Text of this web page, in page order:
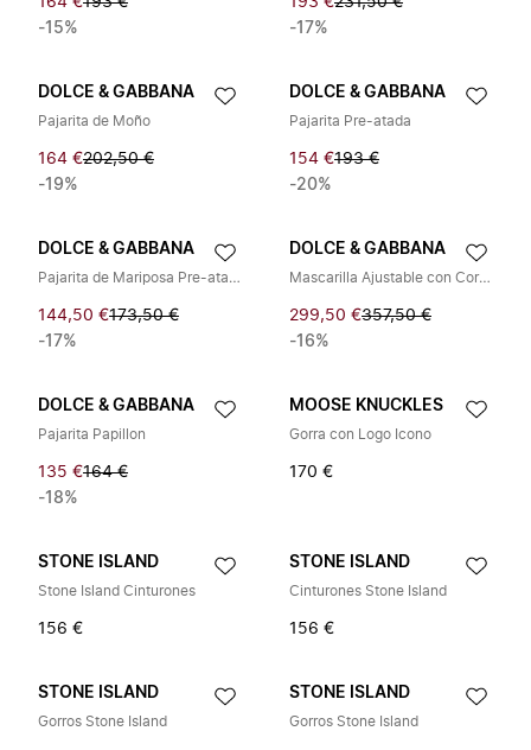
-15%
-17%
DOLCE & GABBANA
Pajarita de Moño
164 €202,50 €
-19%
DOLCE & GABBANA
Pajarita Pre-atada
154 €193 €
-20%
DOLCE & GABBANA
Pajarita de Mariposa Pre-atada
144,50 €173,50 €
-17%
DOLCE & GABBANA
Mascarilla Ajustable con Corbata
299,50 €357,50 €
-16%
DOLCE & GABBANA
Pajarita Papillon
135 €164 €
-18%
MOOSE KNUCKLES
Gorra con Logo Icono
170 €
STONE ISLAND
Stone Island Cinturones
156 €
STONE ISLAND
Cinturones Stone Island
156 €
STONE ISLAND
Gorros Stone Island
STONE ISLAND
Gorros Stone Island